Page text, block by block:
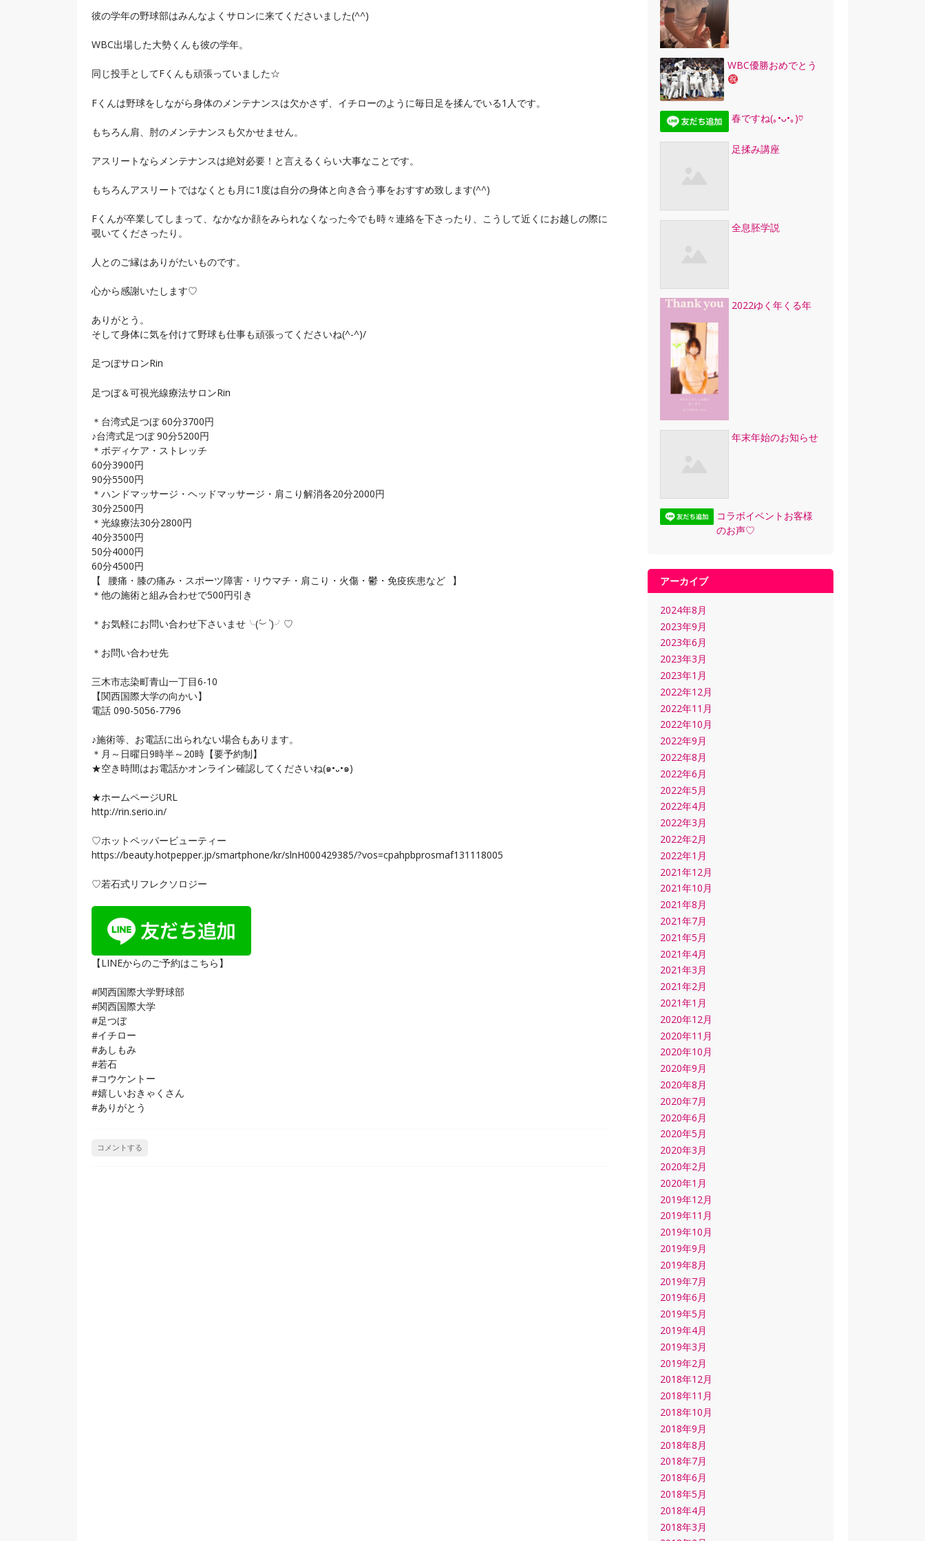
彼の学年の野球部はみんなよくサロンに来てくださいました(^^)
WBC出場した大勢くんも彼の学年。
同じ投手としてFくんも頑張っていました☆
Fくんは野球をしながら身体のメンテナンスは欠かさず、イチローのように毎日足を揉んでいる1人です。
もちろん肩、肘のメンテナンスも欠かせません。
アスリートならメンテナンスは絶対必要！と言えるくらい大事なことです。
もちろんアスリートではなくとも月に1度は自分の身体と向き合う事をおすすめ致します(^^)
Fくんが卒業してしまって、なかなか顔をみられなくなった今でも時々連絡を下さったり、こうして近くにお越しの際に
覗いてくださったり。
人とのご縁はありがたいものです。
心から感謝いたします♡
ありがとう。
そして身体に気を付けて野球も仕事も頑張ってくださいね(^-^)/
足つぼサロンRin
足つぼ＆可視光線療法サロンRin
＊台湾式足つぼ 60分3700円
♪台湾式足つぼ 90分5200円
＊ボディケア・ストレッチ
60分3900円
90分5500円
＊ハンドマッサージ・ヘッドマッサージ・肩こり解消各20分2000円
30分2500円
＊光線療法30分2800円
40分3500円
50分4000円
60分4500円
【⠀腰痛・膝の痛み・スポーツ障害・リウマチ・肩こり・火傷・鬱・免疫疾患など⠀】
＊他の施術と組み合わせで500円引き
＊お気軽にお問い合わせ下さいませ╰(︶ `)╯♡
＊お問い合わせ先
三木市志染町青山一丁目6-10
【関西国際大学の向かい】
電話 090-5056-7796
♪施術等、お電話に出られない場合もあります。
＊月～日曜日9時半～20時【要予約制】
★空き時間はお電話かオンライン確認してくださいね(๑•᎑•๑)
★ホームページURL
http://rin.serio.in/
♡ホットペッパービューティー
https://beauty.hotpepper.jp/smartphone/kr/slnH000429385/?vos=cpahpbprosmaf131118005
♡若石式リフレクソロジー
【LINEからのご予約はこちら】
#関西国際大学野球部
#関西国際大学
#足つぼ
#イチロー
#あしもみ
#若石
#コウケントー
#嬉しいおきゃくさん
#ありがとう
コメントする
WBC優勝おめでとう
春ですね(｡•ᴗ•｡)♡
足揉み講座
全息胚学説
2022ゆく年くる年
年末年始のお知らせ
コラボイベントお客様
のお声♡
アーカイブ
2024年8月
2023年9月
2023年6月
2023年3月
2023年1月
2022年12月
2022年11月
2022年10月
2022年9月
2022年8月
2022年6月
2022年5月
2022年4月
2022年3月
2022年2月
2022年1月
2021年12月
2021年10月
2021年8月
2021年7月
2021年5月
2021年4月
2021年3月
2021年2月
2021年1月
2020年12月
2020年11月
2020年10月
2020年9月
2020年8月
2020年7月
2020年6月
2020年5月
2020年3月
2020年2月
2020年1月
2019年12月
2019年11月
2019年10月
2019年9月
2019年8月
2019年7月
2019年6月
2019年5月
2019年4月
2019年3月
2019年2月
2018年12月
2018年11月
2018年10月
2018年9月
2018年8月
2018年7月
2018年6月
2018年5月
2018年4月
2018年3月